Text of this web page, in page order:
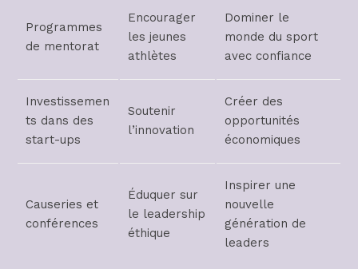
Programmes
de mentorat
Encourager
les jeunes
athlètes
Dominer le
monde du sport
avec confiance
Investissemen
ts dans des
start-ups
Soutenir
l’innovation
Créer des
opportunités
économiques
Causeries et
conférences
Éduquer sur
le leadership
éthique
Inspirer une
nouvelle
génération de
leaders